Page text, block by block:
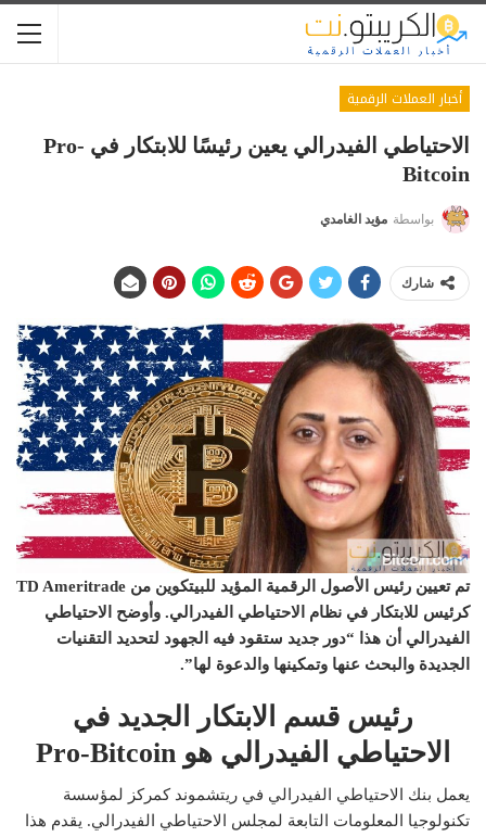
أخبار العملات الرقمية
الاحتياطي الفيدرالي يعين رئيسًا للابتكار في Pro-
Bitcoin
بواسطة مؤيد الغامدي
شارك
تم تعيين رئيس الأصول الرقمية المؤيد للبيتكوين من TD Ameritrade
كرئيس للابتكار في نظام الاحتياطي الفيدرالي. وأوضح الاحتياطي
الفيدرالي أن هذا “دور جديد ستقود فيه الجهود لتحديد التقنيات
الجديدة والبحث عنها وتمكينها والدعوة لها”.
رئيس قسم الابتكار الجديد في
الاحتياطي الفيدرالي هو Pro-Bitcoin
يعمل بنك الاحتياطي الفيدرالي في ريتشموند كمركز لمؤسسة
تكنولوجيا المعلومات التابعة لمجلس الاحتياطي الفيدرالي. يقدم هذا